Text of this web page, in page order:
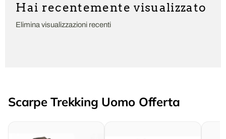
Hai recentemente visualizzato
Elimina visualizzazioni recenti
Scarpe Trekking Uomo Offerta